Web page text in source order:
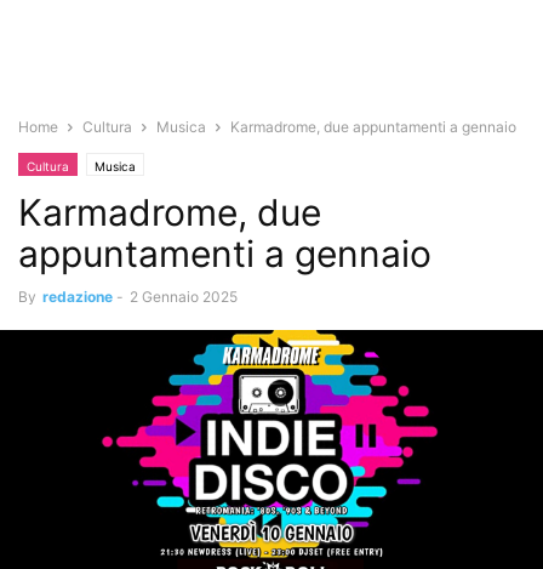
Home Cultura Musica Karmadrome, due appuntamenti a gennaio
Cultura Musica
Karmadrome, due
appuntamenti a gennaio
By redazione - 2 Gennaio 2025